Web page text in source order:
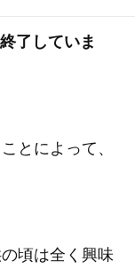
了していま
とによって、
頃は全く興味